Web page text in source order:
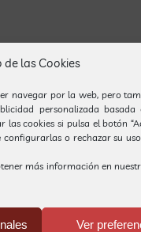
las Cookies
navegar por la web, pero
personalizada
las cookies si pulsa el botón
configurarlas o rechazar su
más información en
Ver